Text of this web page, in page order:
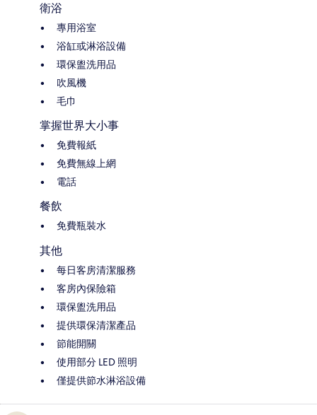
衛浴
專用浴室
浴缸或淋浴設備
環保盥洗用品
吹風機
毛巾
掌握世界大小事
免費報紙
免費無線上網
電話
餐飲
免費瓶裝水
其他
每日客房清潔服務
客房內保險箱
環保盥洗用品
提供環保清潔產品
節能開關
使用部分 LED 照明
僅提供節水淋浴設備